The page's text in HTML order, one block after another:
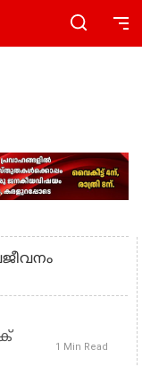
1 Min Read